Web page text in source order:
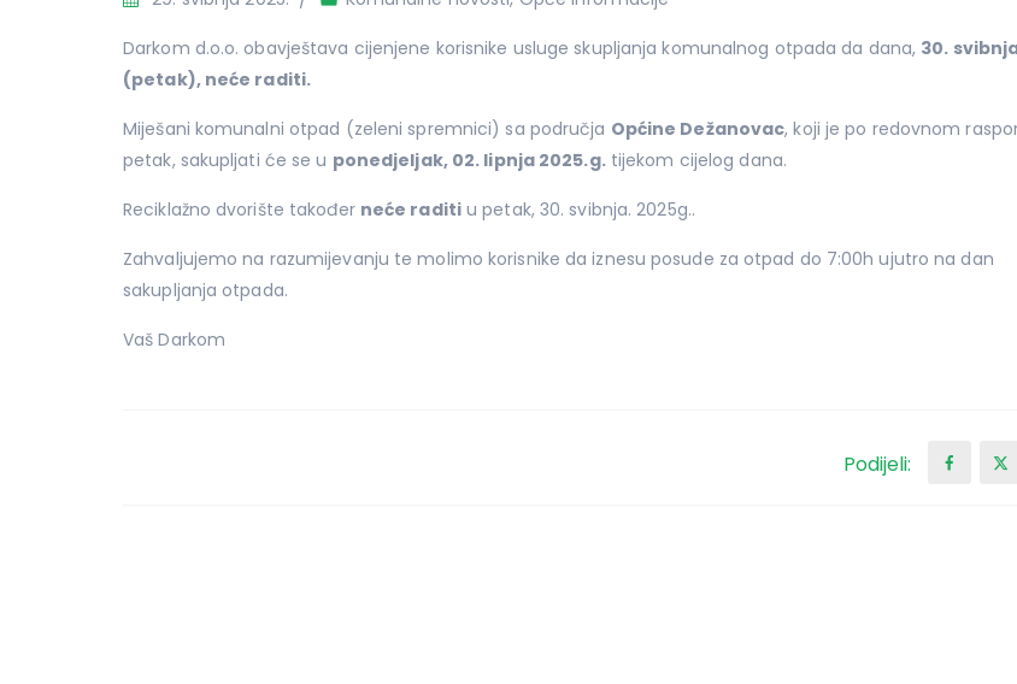
Darkom d.o.o. obavještava cijenjene korisnike usluge skupljanja komunalnog otpada da dana, 30.
(petak), neće raditi.
Miješani komunalni otpad (zeleni spremnici) sa područja Općine Dežanovac, koji je po redovnom
petak, sakupljati će se u ponedjeljak, 02. lipnja 2025.g.tijekom cijelog dana.
Reciklažno dvorište također neće raditiu petak, 30. svibnja. 2025g..
Zahvaljujemo na razumijevanju te molimo korisnike da iznesu posude za otpad do 7:00h ujutro na dan
sakupljanja otpada.
Vaš Darkom
Podijeli: